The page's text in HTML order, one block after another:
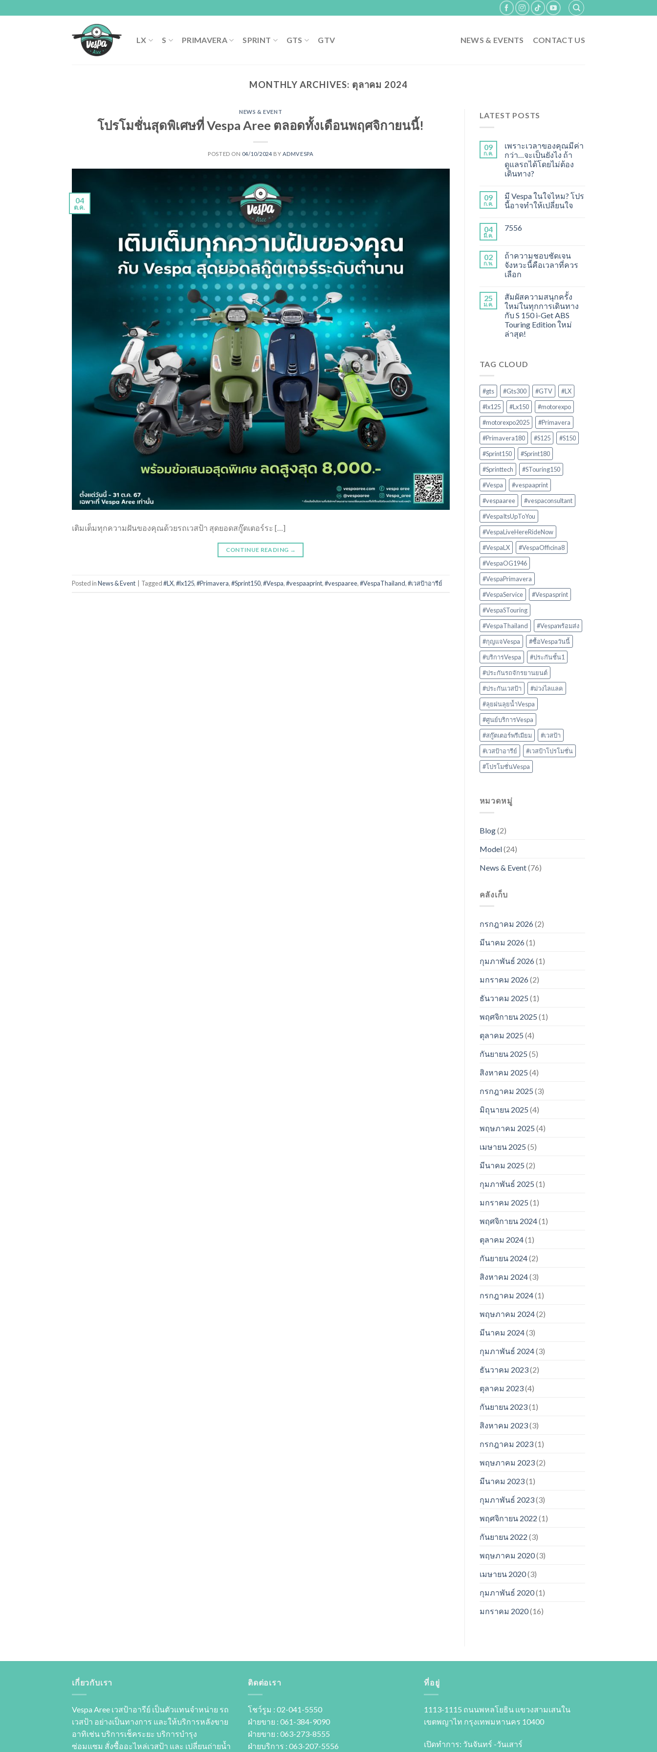
to
LX
S PRIMAVERA SPRINT GTS GTV NEWS & EVENTS CONTACT US
MONTHLY ARCHIVES: ตุลาคม 2024
NEWS & EVENT
โปรโมชั่นสุดพิเศษที่ Vespa Aree ตลอดทั้งเดือนพฤศจิกายนนี้!
POSTED ON 04/10/2024 BY ADMVESPA
04
ต.ค.
เติมเต็มทุกความฝันของคุณด้วยรถเวสป้า สุดยอดสกู๊ตเตอร์ระ […]
CONTINUE READING →
Posted inNews & Event Tagged#LX,#lx125,#Primavera,#Sprint150,#Vespa,#vespaaprint,#vespaaree,#VespaThailand,#เวสป้าอารีย์
LATEST POSTS
09
ก.ค.
เพราะเวลาของคุณมีค่า
กว่า…จะเป็นยังไง ถ้า
ดูแลรถได้โดยไม่ต้อง
เดินทาง?
09
ก.ค.
มี Vespa ในใจไหม? โปร
นี้อาจทำให้เปลี่ยนใจ
04
มี.ค.
7556
02
ก.พ.
ถ้าความชอบชัดเจน
จังหวะนี้คือเวลาที่ควร
เลือก
25
ม.ค.
สัมผัสความสนุกครั้ง
ใหม่ในทุกการเดินทาง
กับ S 150 i-Get ABS
Touring Edition ใหม่
ล่าสุด!
TAG CLOUD
#gts #Gts300 #GTV
#LX
#lx125
#Lx150
#motorexpo
#motorexpo2025
#Primavera
#Primavera180
#S125
#S150
#Sprint150
#Sprint180
#Sprinttech
#STouring150
#Vespa
#vespaaprint
#vespaaree
#vespaconsultant
#VespaItsUpToYou
#VespaLiveHereRideNow
#VespaLX
#VespaOfficina8
#VespaOG1946
#VespaPrimavera
#VespaService
#Vespasprint
#VespaSTouring
#VespaThailand
#Vespaพร้อมส่ง
#กุญแจVespa
#ซื้อVespaวันนี้
#บริการVespa
#ประกันชั้น1
#ประกันรถจักรยานยนต์
#ประกันเวสป้า
#ม่วงไลแลค
#ลุยฝนลุยน้ำVespa
#ศูนย์บริการVespa
#สกู๊ตเตอร์พรีเมียม
#เวสป้า
#เวสป้าอารีย์
#เวสป้าโปรโมชั่น
#โปรโมชั่นVespa
หมวดหมู่
Blog(2)
Model(24)
News & Event(76)
คลังเก็บ
กรกฎาคม 2026(2)
มีนาคม 2026(1)
กุมภาพันธ์ 2026(1)
มกราคม 2026(2)
ธันวาคม 2025 (1)
พฤศจิกายน 2025 (1)
ตุลาคม 2025 (4)
กันยายน 2025 (5)
สิงหาคม 2025 (4)
กรกฎาคม 2025 (3)
มิถุนายน 2025 (4)
พฤษภาคม 2025 (4)
เมษายน 2025 (5)
มีนาคม 2025 (2)
กุมภาพันธ์ 2025 (1)
มกราคม 2025 (1)
พฤศจิกายน 2024(1)
ตุลาคม 2024(1)
กันยายน 2024(2)
สิงหาคม 2024(3)
กรกฎาคม 2024(1)
พฤษภาคม 2024(2)
มีนาคม 2024(3)
กุมภาพันธ์ 2024(3)
ธันวาคม 2023(2)
ตุลาคม 2023(4)
กันยายน 2023(1)
สิงหาคม 2023(3)
กรกฎาคม 2023(1)
พฤษภาคม 2023(2)
มีนาคม 2023(1)
กุมภาพันธ์ 2023(3)
พฤศจิกายน 2022 (1)
กันยายน 2022 (3)
พฤษภาคม 2020(3)
เมษายน 2020(3)
กุมภาพันธ์ 2020(1)
มกราคม 2020(16)
เกี่ยวกับเรา
Vespa Aree เวสป้าอารีย์ เป็นตัวแทนจำหน่าย รถ
เวสป้า อย่างเป็นทางการ และให้บริการหลังขาย
อาทิเช่น บริการเช็คระยะ บริการบำรุง
ซ่อมแซม สั่งซื้ออะไหล่เวสป้า และ เปลี่ยนถ่ายนํ้า
ติดต่อเรา
โชว์รูม : 02-041-5550
ฝ่ายขาย : 061-384-9090
ฝ่ายขาย : 063-273-8555
ฝ่ายบริการ : 063-207-5556
ที่อยู่
1113-1115 ถนนพหลโยธิน แขวงสามเสนใน
เขตพญาไท กรุงเทพมหานคร 10400
เปิดทำการ: วันจันทร์ -วันเสาร์